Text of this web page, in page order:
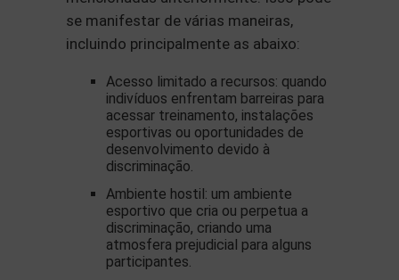
se manifestar de várias maneiras,
incluindo principalmente as abaixo:
Acesso limitado a recursos: quando
indivíduos enfrentam barreiras para
acessar treinamento, instalações
esportivas ou oportunidades de
desenvolvimento devido à
discriminação.
Ambiente hostil: um ambiente
esportivo que cria ou perpetua a
discriminação, criando uma
atmosfera prejudicial para alguns
participantes.